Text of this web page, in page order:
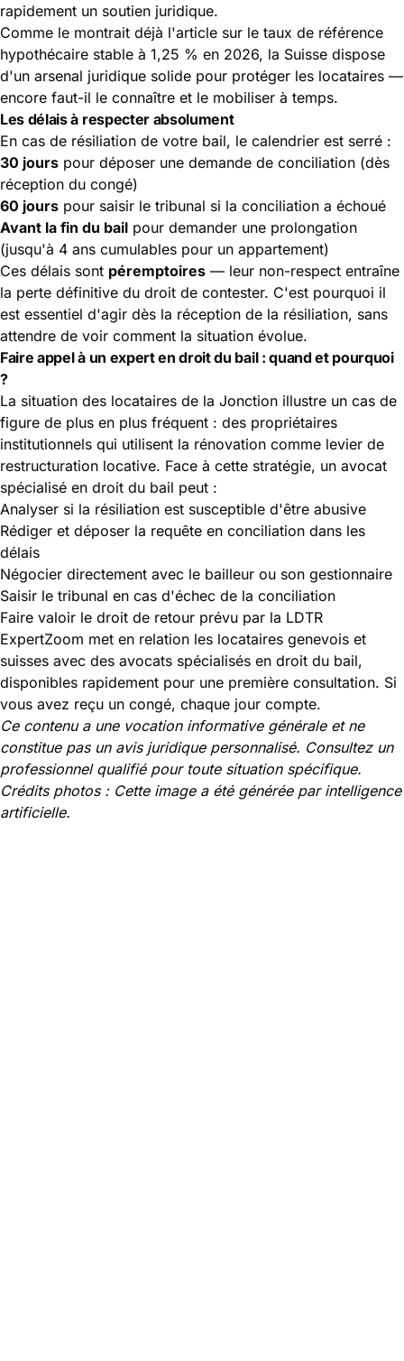
rapidement un soutien juridique.
Comme le montrait déjà l'article sur le taux de référence
hypothécaire stable à 1,25 % en 2026, la Suisse dispose
d'un arsenal juridique solide pour protéger les locataires —
encore faut-il le connaître et le mobiliser à temps.
Les délais à respecter absolument
En cas de résiliation de votre bail, le calendrier est serré :
30 jours pour déposer une demande de conciliation (dès
réception du congé)
60 jours pour saisir le tribunal si la conciliation a échoué
Avant la fin du bail pour demander une prolongation
(jusqu'à 4 ans cumulables pour un appartement)
Ces délais sont péremptoires — leur non-respect entraîne
la perte définitive du droit de contester. C'est pourquoi il
est essentiel d'agir dès la réception de la résiliation, sans
attendre de voir comment la situation évolue.
Faire appel à un expert en droit du bail : quand et pourquoi
?
La situation des locataires de la Jonction illustre un cas de
figure de plus en plus fréquent : des propriétaires
institutionnels qui utilisent la rénovation comme levier de
restructuration locative. Face à cette stratégie, un avocat
spécialisé en droit du bail peut :
Analyser si la résiliation est susceptible d'être abusive
Rédiger et déposer la requête en conciliation dans les
délais
Négocier directement avec le bailleur ou son gestionnaire
Saisir le tribunal en cas d'échec de la conciliation
Faire valoir le droit de retour prévu par la LDTR
ExpertZoom met en relation les locataires genevois et
suisses avec des avocats spécialisés en droit du bail,
disponibles rapidement pour une première consultation. Si
vous avez reçu un congé, chaque jour compte.
Ce contenu a une vocation informative générale et ne
constitue pas un avis juridique personnalisé. Consultez un
professionnel qualifié pour toute situation spécifique.
Crédits photos : Cette image a été générée par intelligence
artificielle.